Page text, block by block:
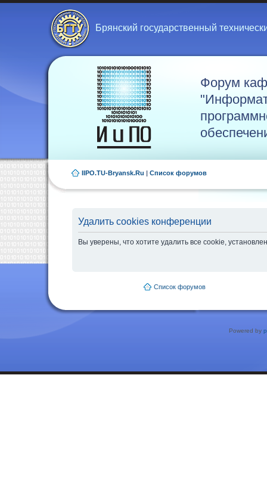
Брянский государственный
Форум
IIPO.TU-Bryansk.Ru | Список форумов
Удалить cookies конференции
Вы уверены, что хотите удалить все cookie,
Список форумов
Powered by